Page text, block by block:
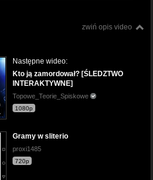
zwiń opis video
Następne wideo:
Kto ją zamordował? [ŚLEDZTWO
INTERAKTYWNE]
Topowe_Teorie_Spiskowe
1080p
Gramy w sliterio
proxi1485
720p